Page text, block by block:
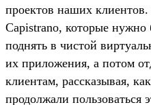
проектов наших
Capistrano, которые нужно
поднять в чистой
их приложения, а потом
клиентам, рассказывая,
продолжали пользоваться